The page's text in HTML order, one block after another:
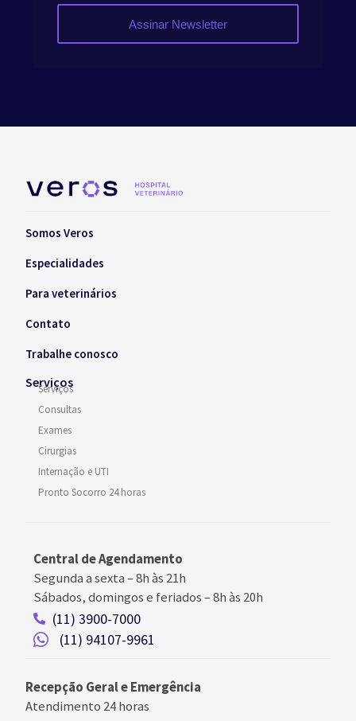
Assinar Newsletter
Somos Veros
Especialidades
Para veterinários
Contato
Trabalhe conosco
Serviços
Serviços
Consultas
Exames
Cirurgias
Internação e UTI
Pronto Socorro 24 horas
Central de Agendamento
Segunda a sexta –8h às 21h
Sábados, domingos e feriados–8h às 20h
(11) 3900-7000
(11) 94107-9961
Recepção Geral e Emergência
Atendimento 24 horas